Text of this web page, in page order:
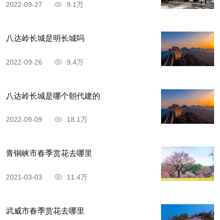
2022-09-27 9.1万
八达岭长城是明长城吗
2022-09-26 9.4万
八达岭长城是哪个朝代建的
2022-09-09 18.1万
青铜峡市春季赏花去哪里
2021-03-03 11.4万
武威市春季赏花去哪里